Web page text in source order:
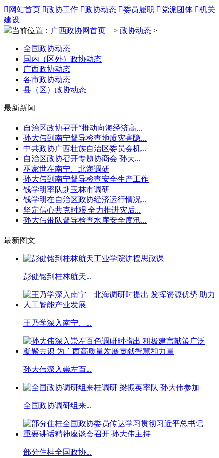
 网站首页 政协工作 政协动态 委员履职 党派团体 机关
建设
当前位置： 广西政协网首页 > 政协动态 >
全国政协动态
国内（区外）政协动态
广西政协动态
各市政协动态
县（区）政协动态
最新新闻
自治区政协召开“推动向海经济高...
孙大伟到南宁督导检查地质灾害隐...
中共政协广西壮族自治区委员会机...
自治区政协召开专题协商会 孙大...
巫家世在南宁、北海调研
孙大伟到南宁督导检查安全生产工作
钱学明率队赴玉林市调研
钱学明在自治区政协经济运行情况...
坚定信心共克时艰 全力推进灾后...
孙大伟带队督导检查水库安全度汛...
最新图文
彭健铭到桂林航天...
王乃学深入南宁、...
孙大伟深入崇左百...
全国政协调研组来...
部分住桂全国政协...